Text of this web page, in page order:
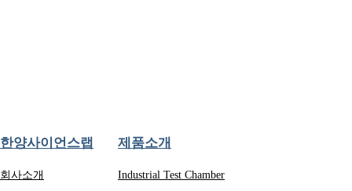
한양사이언스랩
회사소개
제품소개
Industrial Test Chamber